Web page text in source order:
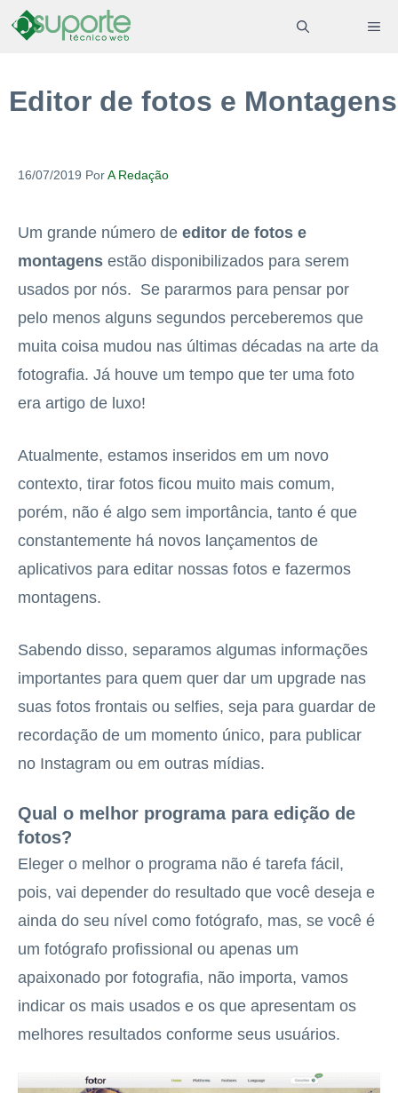
Pular
para
conteúdo
Editor de fotos e Montagens
16/07/2019 PorA Redação
Um grande número de editor de fotos e
montagens estão disponibilizados para serem
usados por nós. Se pararmos para pensar por
pelo menos alguns segundos perceberemos que
muita coisa mudou nas últimas décadas na arte da
fotografia. Já houve um tempo que ter uma foto
era artigo de luxo!
Atualmente, estamos inseridos em um novo
contexto, tirar fotos ficou muito mais comum,
porém, não é algo sem importância, tanto é que
constantemente há novos lançamentos de
aplicativos para editar nossas fotos e fazermos
montagens.
Sabendo disso, separamos algumas informações
importantes para quem quer dar um upgrade nas
suas fotos frontais ou selfies, seja para guardar de
recordação de um momento único, para publicar
no Instagram ou em outras mídias.
Qual o melhor programa para edição de
fotos?
Eleger o melhor o programa não é tarefa fácil,
pois, vai depender do resultado que você deseja e
ainda do seu nível como fotógrafo, mas, se você é
um fotógrafo profissional ou apenas um
apaixonado por fotografia, não importa, vamos
indicar os mais usados e os que apresentam os
melhores resultados conforme seus usuários.